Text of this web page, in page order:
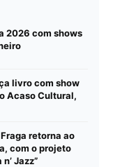
2026 com shows
livro com show
Acaso Cultural,
retorna ao
com o projeto
Jazz”